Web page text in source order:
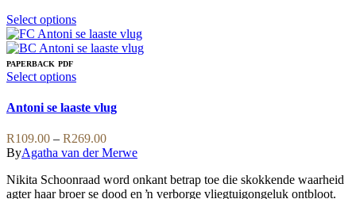
Select optionsThis
product
has
variants.
options
be
chosen
on
the
product
PAPERBACK PDF
Select optionsThis
has
multiple
variants.
The
options
may
be
Antoni se laaste vlug
R109.00 – R269.00Price
range:
through
R269.00
ByAgatha van der Merwe
Nikita Schoonraad word onkant betrap toe die skokkende waarheid
agter haar broer se dood en ŉ verborge vliegtuigongeluk ontbloot.